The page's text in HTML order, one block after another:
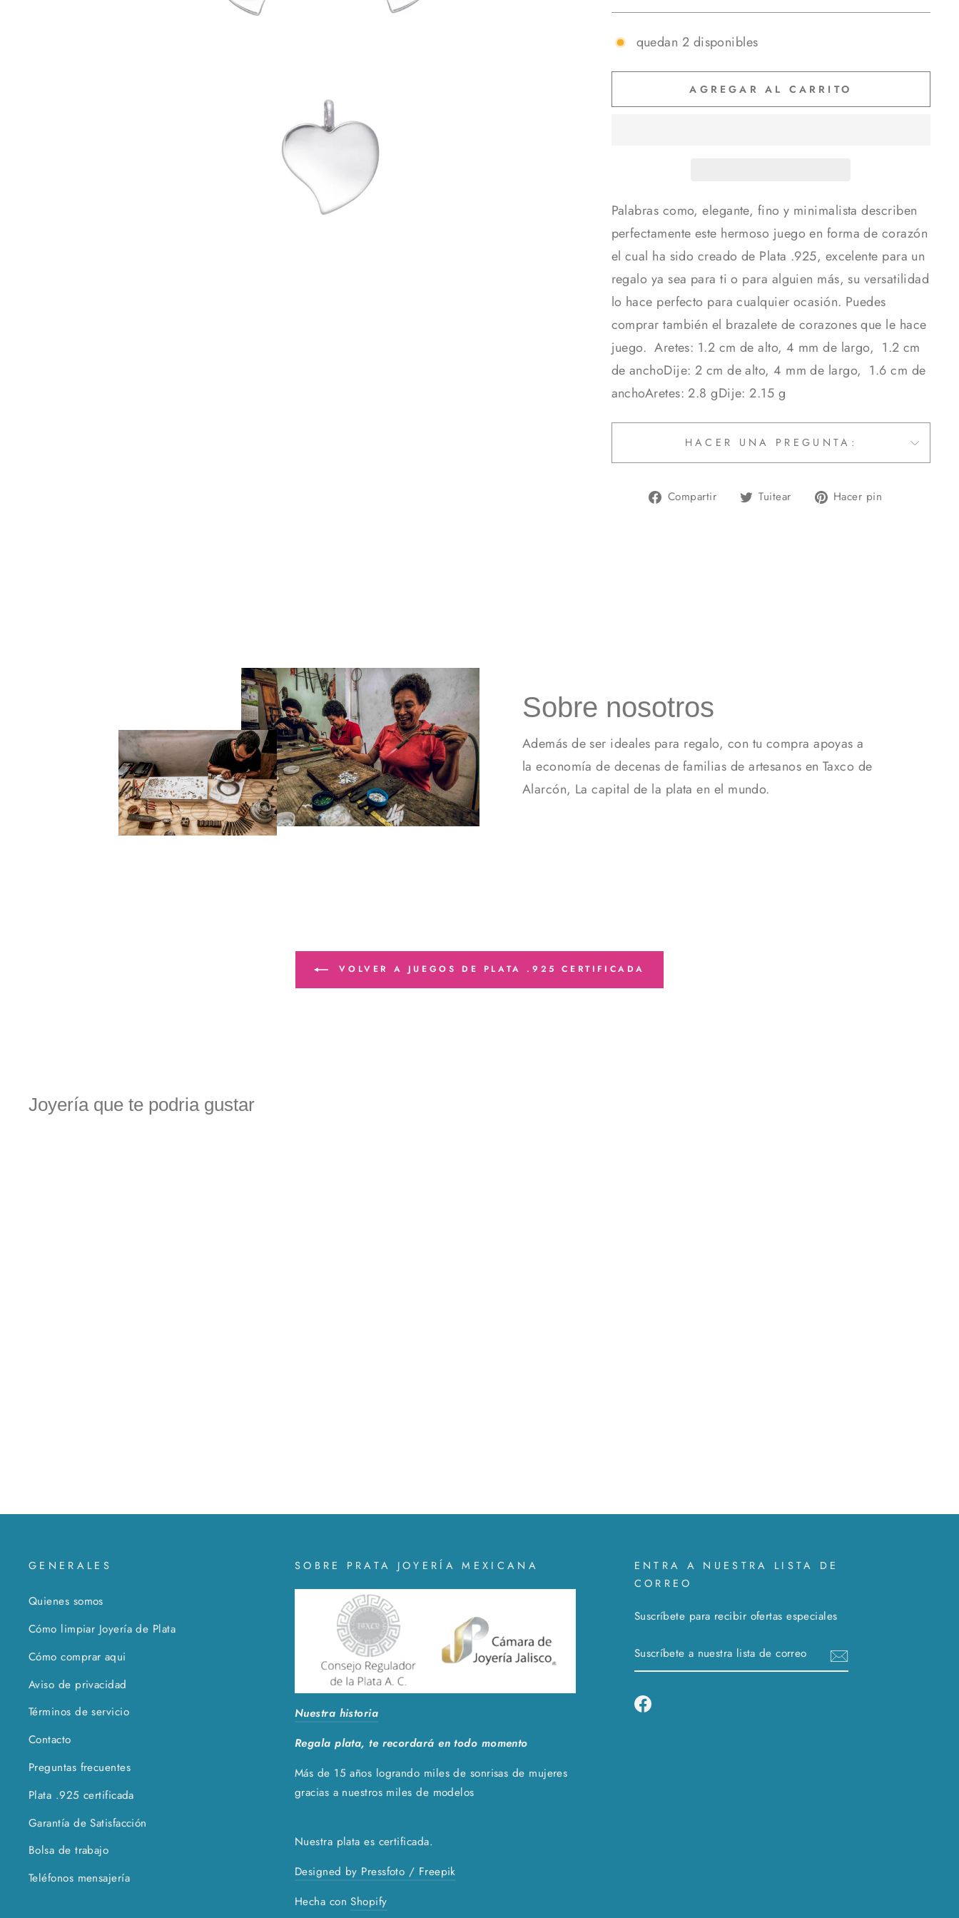
quedan 2 disponibles
AGREGAR AL CARRITO
Palabras como, elegante, fino y minimalista describen
perfectamente este hermoso juego en forma de corazón
el cual ha sido creado de Plata .925, excelente para un
regalo ya sea para ti o para alguien más, su versatilidad
lo hace perfecto para cualquier ocasión. Puedes
comprar también el brazalete de corazones que le hace
juego. Aretes: 1.2 cm de alto, 4 mm de largo, 1.2 cm
de anchoDije: 2 cm de alto, 4 mm de largo, 1.6 cm de
anchoAretes: 2.8 gDije: 2.15 g
HACER UNA PREGUNTA:
Compartir
Compartir
Tuitear
TuitearHacer pin
Sobre nosotros
Además de ser ideales para regalo, con tu compra apoyas a
la economía de decenas de familias de artesanos en Taxco de
Alarcón, La capital de la plata en el mundo.
VOLVER A JUEGOS DE PLATA .925 CERTIFICADA
Joyería que te podria gustar
GENERALES
Quienes somos
Cómo limpiar Joyería de Plata
Cómo comprar aqui
Aviso de privacidad
Términos de servicio
Contacto
Preguntas frecuentes
Plata .925 certificada
Garantía de Satisfacción
Bolsa de trabajo
Teléfonos mensajería
SOBRE PRATA JOYERÍA MEXICANA
Nuestra historia
Regala plata, te recordará en todo momento
Más de 15 años logrando miles de sonrisas de mujeres
gracias a nuestros miles de modelos
Nuestra plata es certificada.
Designed by Pressfoto / Freepik
Hecha conShopify
ENTRA A NUESTRA LISTA DE
CORREO
Suscríbete para recibir ofertas especiales
A
NUESTRA
DEFacebook